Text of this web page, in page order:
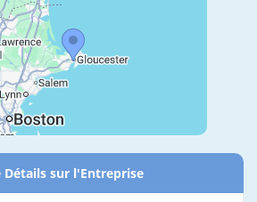
Détails sur l'Entreprise